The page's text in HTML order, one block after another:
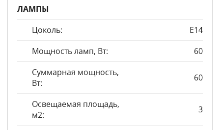
ЛАМПЫ
Цоколь:
E14
Мощность ламп, Вт:
60
Суммарная мощность,
Вт:
60
Освещаемая площадь,
м2:
3